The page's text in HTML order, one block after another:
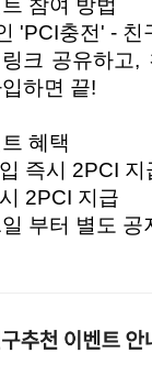
트 참여 방법
'PCI충전' - 친
크 공유하고,
하면 끝!
트 혜택
즉시 2PCI 지
2PCI 지급
부터 별도 공